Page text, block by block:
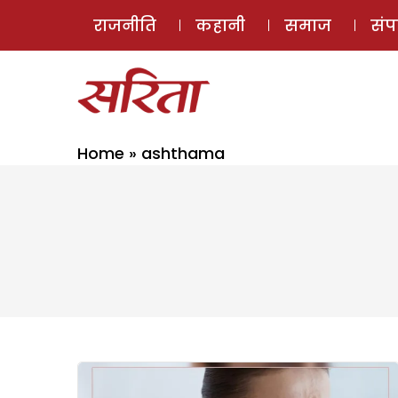
राजनीति कहानी समाज
Home » ashthama